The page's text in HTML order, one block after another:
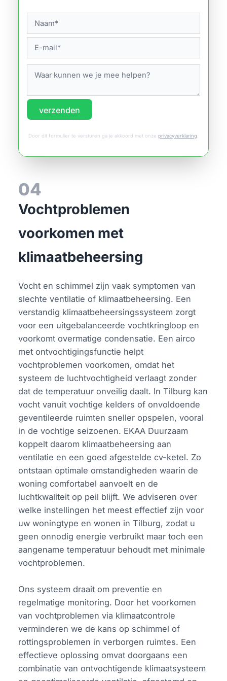
verzenden
Door dit formulier te versturen ga je akkoord met onze privacyverklaring.
04
Vochtproblemen
voorkomen met
klimaatbeheersing
Vocht en schimmel zijn vaak symptomen van
slechte ventilatie of klimaatbeheersing. Een
verstandig klimaatbeheersingssysteem zorgt
voor een uitgebalanceerde vochtkringloop en
voorkomt overmatige condensatie. Een airco
met ontvochtigingsfunctie helpt
vochtproblemen voorkomen, omdat het
systeem de luchtvochtigheid verlaagt zonder
dat de temperatuur onveilig daalt. In Tilburg kan
vocht vanuit vochtige kelders of onvoldoende
geventileerde ruimten sneller opspelen, vooral
in de vochtige seizoenen. EKAA Duurzaam
koppelt daarom klimaatbeheersing aan
ventilatie en een goed afgestelde cv-ketel. Zo
ontstaan optimale omstandigheden waarin de
woning comfortabel aanvoelt en de
luchtkwaliteit op peil blijft. We adviseren over
welke instellingen het meest effectief zijn voor
uw woningtype en wonen in Tilburg, zodat u
geen onnodig energie verbruikt maar toch een
aangename temperatuur behoudt met minimale
vochtproblemen.
Ons systeem draait om preventie en
regelmatige monitoring. Door het voorkomen
van vochtproblemen via klimaatcontrole
verminderen we de kans op schimmel of
rottingsproblemen in verborgen ruimtes. Een
effectieve oplossing omvat doorgaans een
combinatie van ontvochtigende klimaatsysteem